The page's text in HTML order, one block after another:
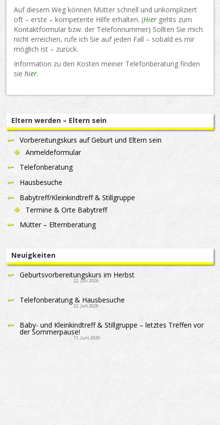
Auf diesem Weg können Mütter schnell und unkompliziert
oft – erste – kompetente Hilfe erhalten. (Hier gehts zum
Kontaktformular bzw. der Telefonnummer) Sollten Sie mich
nicht erreichen, rufe ich Sie auf jeden Fall – sobald es mir
möglich ist – zurück.
Information zu den Kosten meiner Telefonberatung finden
siehier.
Eltern werden – Eltern sein
Vorbereitungskurs auf Geburt und Eltern sein
Anmeldeformular
Telefonberatung
Hausbesuche
Babytreff/Kleinkindtreff & Stillgruppe
Termine & Orte Babytreff
Mütter – Elternberatung
Neuigkeiten
Geburtsvorbereitungskurs im Herbst
22. Juli 2026
Telefonberatung & Hausbesuche
22. Juli 2026
Baby- und Kleinkindtreff & Stillgruppe – letztes Treffen vor
der Sommerpause!
11. Juni 2026